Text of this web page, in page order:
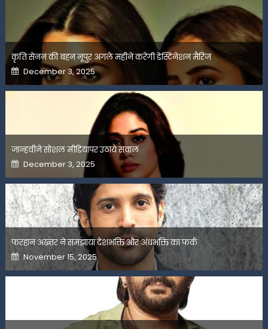
कृति सेनन की बहन नूपुर अगले महीने करेंगी डेस्टिनेशन मैरिज
Posted
on
December 3, 2025
जान्हवीने सोशल मीडियापर उठाये सवाल
Posted
on
December 3, 2025
फरहान अख्तर ने समझाया देशभक्ति और अंधभक्ति का फर्क
Posted
on
November 15, 2025